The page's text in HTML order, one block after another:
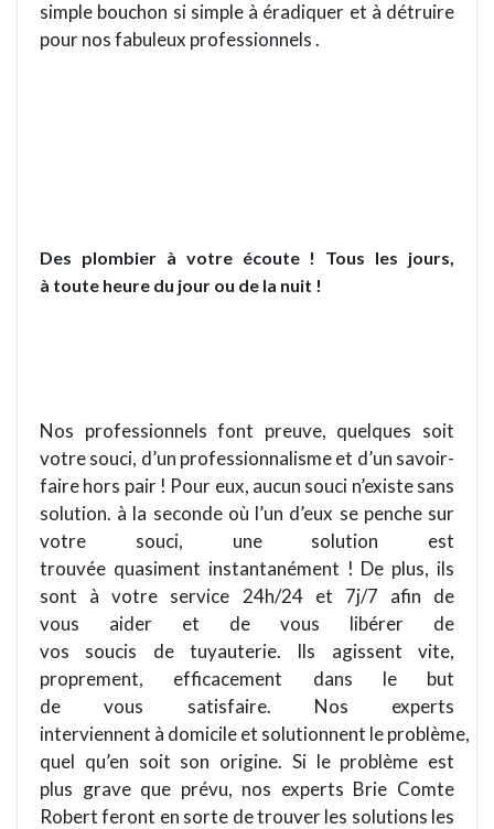
simple bouchon si simple à éradiquer et à détruire
pour nos fabuleux professionnels .
Des plombier à votre écoute ! Tous les jours,
à toute heure du jour ou de la nuit !
Nos professionnels font preuve, quelques soit
votre souci, d’un professionnalisme et d’un savoir-
faire hors pair ! Pour eux, aucun souci n’existe sans
solution. à la seconde où l’un d’eux se penche sur
votre souci, une solution est
trouvée quasiment instantanément ! De plus, ils
sont à votre service 24h/24 et 7j/7 afin de
vous aider et de vous libérer de
vos soucis de tuyauterie. Ils agissent vite,
proprement, efficacement dans le but
de vous satisfaire. Nos experts
interviennent à domicile et solutionnent le problème,
quel qu’en soit son origine. Si le problème est
plus grave que prévu, nos experts Brie Comte
Robert feront en sorte de trouver les solutions les